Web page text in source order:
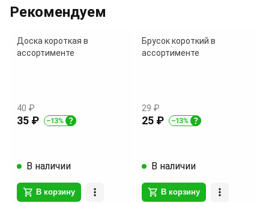
Рекомендуем
Доска короткая в
ассортименте
40 ₽
35 ₽
В наличии
В корзину
Брусок короткий в
ассортименте
29 ₽
25 ₽
В наличии
В корзину
of
9